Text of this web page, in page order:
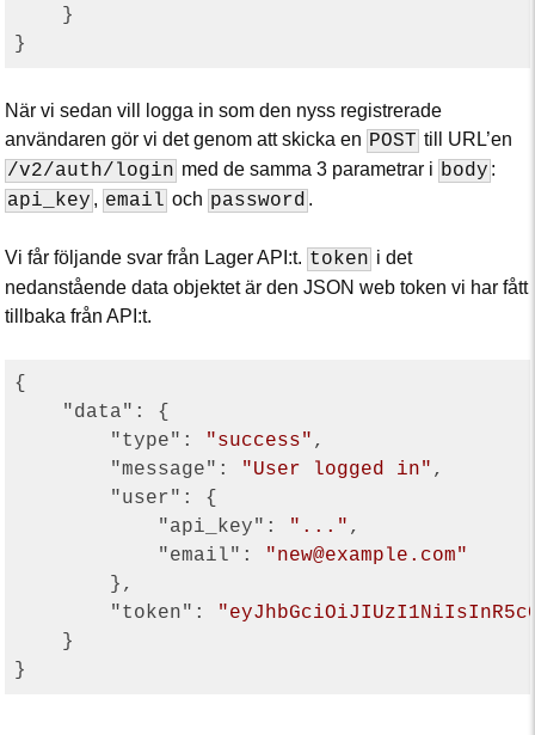
    }
När vi sedan vill logga in som den nyss registrerade
användaren gör vi det genom att skicka en POST till URL’en
/v2/auth/login med de samma 3 parametrar i body :
api_key , email och password .
Vi får följande svar från Lager API:t. token i det
nedanstående data objektet är den JSON web token vi har fått
tillbaka från API:t.
{
"data" : {
"type" : "success" ,
"message" : "User logged in" ,
"user" : {
"api_key" : "..." ,
"email" :
"new@example.com"
        },
"token" :
    }